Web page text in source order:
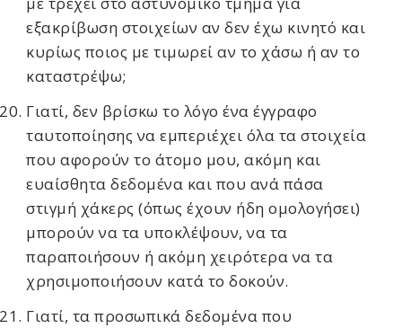
εξακρίβωση στοιχείων αν δεν έχω κινητό και
κυρίως ποιος με τιμωρεί αν το χάσω ή αν το
καταστρέψω;
Γιατί, δεν βρίσκω το λόγο ένα έγγραφο
ταυτοποίησης να εμπεριέχει όλα τα στοιχεία
που αφορούν το άτομο μου, ακόμη και
ευαίσθητα δεδομένα και που ανά πάσα
στιγμή χάκερς (όπως έχουν ήδη ομολογήσει)
μπορούν να τα υποκλέψουν, να τα
παραποιήσουν ή ακόμη χειρότερα να τα
χρησιμοποιήσουν κατά το δοκούν.
Γιατί, τα προσωπικά δεδομένα που